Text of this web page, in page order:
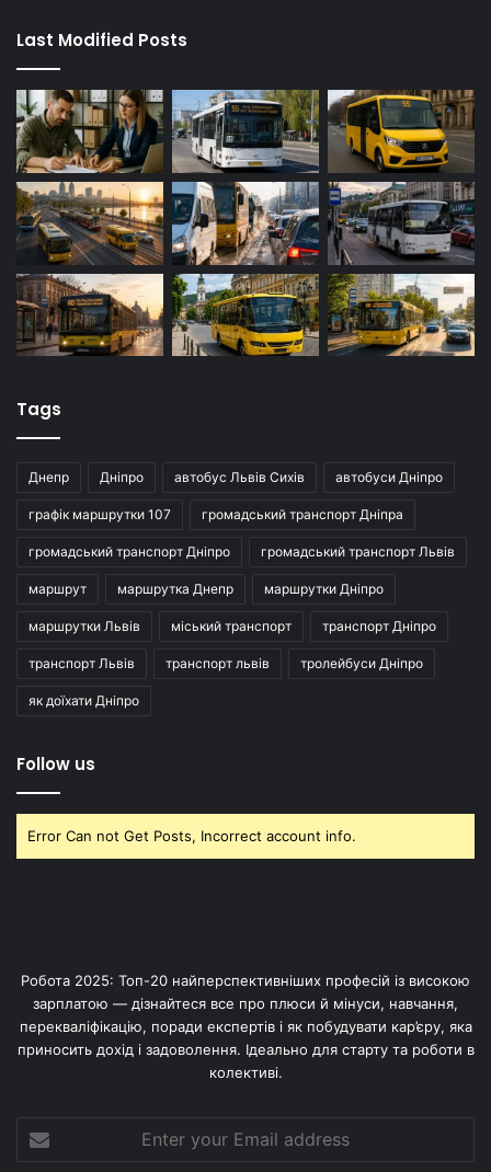
Last Modified Posts
Tags
Днепр Дніпро автобус Львів Сихів автобуси Дніпро
графік маршрутки 107 громадський транспорт Дніпра
громадський транспорт Дніпро громадський транспорт Львів
маршрут маршрутка Днепр маршрутки Дніпро
маршрутки Львів міський транспорт транспорт Дніпро
транспорт Львів транспорт львів тролейбуси Дніпро
як доїхати Дніпро
Follow us
Error Can not Get Posts, Incorrect account info.
Робота 2025: Топ-20 найперспективніших професій із високою
зарплатою — дізнайтеся все про плюси й мінуси, навчання,
перекваліфікацію, поради експертів і як побудувати кар’єру, яка
приносить дохід і задоволення. Ідеально для старту та роботи в
колективі.
your